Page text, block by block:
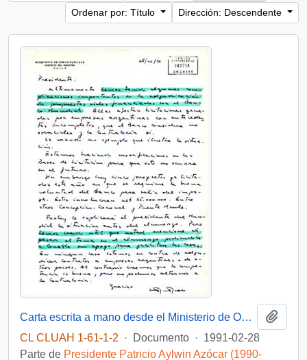
Ordenar por: Título
Dirección: Descendente
Carta escrita a mano desde el Ministerio de Obras Públicas, del Gabinete del Ministro, dirigida al Presidente [de la República de Chile]
CL CLUAH 1-61-1-2
· Documento · 1991-02-28
Parte de Presidente Patricio Aylwin Azócar (1990-